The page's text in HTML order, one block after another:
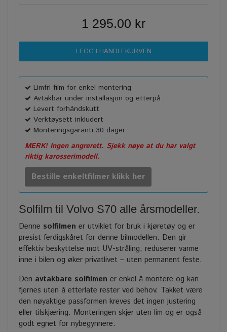
1 295.00 kr
Limfri film for enkel montering
Avtakbar under installasjon og etterpå
Levert forhåndskutt
Verktøysett inkludert
Monteringsgaranti 30 dager
MERK! Ingen angrerett. Sjekk nøye at du har valgt
riktig karosserimodell.
Bestille enkeltfilmer klikk her
Solfilm til Volvo S70 alle årsmodeller.
Denne solfilmen er utviklet for bruk i kjøretøy og er
presist ferdigskåret for denne bilmodellen. Den gir
effektiv beskyttelse mot UV-stråling, reduserer varme
inne i bilen og øker privatlivet – uten permanent feste.
Den avtakbare solfilmen er enkel å montere og kan
fjernes uten å etterlate rester ved behov. Takket være
den nøyaktige passformen kreves det ingen justering
eller tilskjæring. Monteringen skjer uten lim og er også
godt egnet for nybegynnere.